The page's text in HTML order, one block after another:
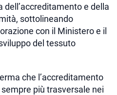
e della
sottolineando
con il Ministero e il
del tessuto
che l’accreditamento
più trasversale nei